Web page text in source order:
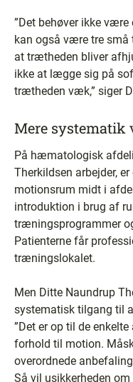
”Det behøver ikke
kan også være tre små
at trætheden bliver
ikke at lægge sig på
trætheden væk,” siger
Mere systematik
På hæmatologisk
Therkildsen arbejder,
motionsrum midt i
introduktion i brug af
træningsprogrammer
Patienterne får
træningslokalet.
Men Ditte Naundrup
systematisk tilgang til
”Det er op til de
forhold til motion.
overordnede
Så vil usikkerheden